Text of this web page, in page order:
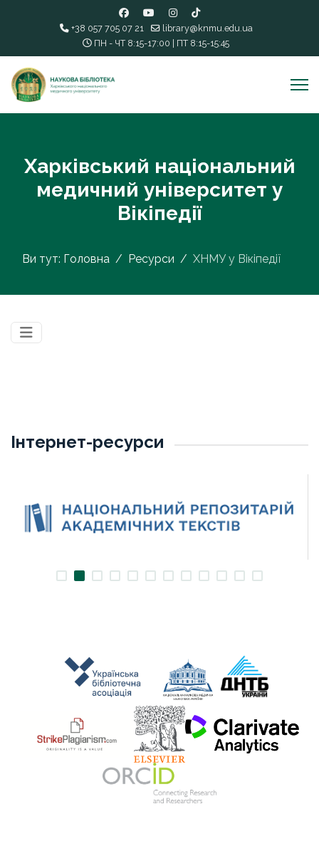
+38 057 705 07 21
library@knmu.edu.ua
ПН - ЧТ 8:15-17:00 | ПТ 8:15-15:45
Харківський національний
медичний університет у
Вікіпедії
Ви тут: Головна Ресурси ХНМУ у Вікіпедії
Інтернет-ресурси